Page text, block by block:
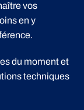
vos
en y
du moment et
techniques